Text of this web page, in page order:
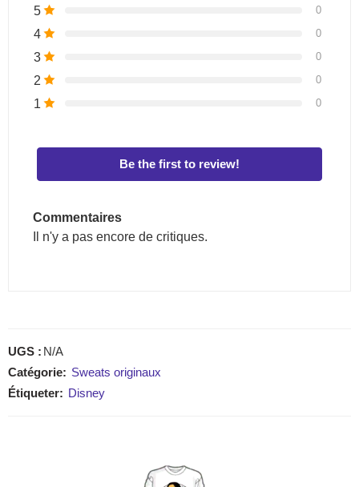
5 0
4 0
3 0
2 0
1 0
Be the first to review!
Commentaires
Il n'y a pas encore de critiques.
UGS : N/A
Catégorie: Sweats originaux
Étiqueter: Disney